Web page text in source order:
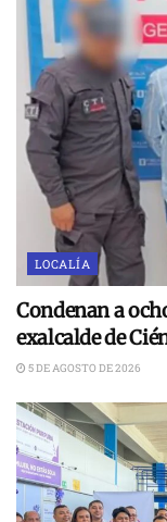
LOCALÍA
Condenan a
exalcalde de
5 DE AGOSTO DE 2026